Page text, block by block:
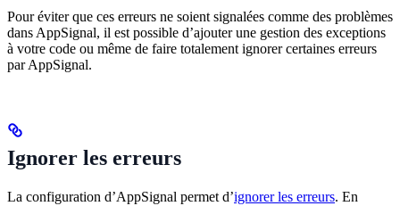
Pour éviter que ces erreurs ne soient signalées comme des problèmes
dans AppSignal, il est possible d’ajouter une gestion des exceptions
à votre code ou même de faire totalement ignorer certaines erreurs
par AppSignal.
Ignorer les erreurs
La configuration d’AppSignal permet d’ignorer les erreurs. En